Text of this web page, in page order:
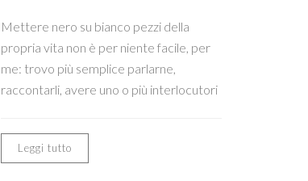
Mettere nero su bianco pezzi della
propria vita non è per niente facile, per
me: trovo più semplice parlarne,
raccontarli, avere uno o più interlocutori
Leggi tutto